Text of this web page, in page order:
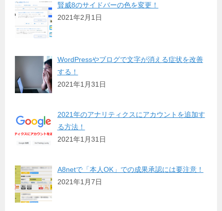
賢威8のサイドバーの色を変更！
2021年2月1日
WordPressやブログで文字が消える症状を改善
する！
2021年1月31日
2021年のアナリティクスにアカウントを追加す
る方法！
2021年1月31日
A8netで「本人OK」での成果承認には要注意！
2021年1月7日